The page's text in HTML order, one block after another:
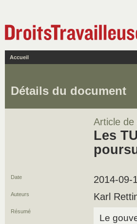
Accueil
Détails du document
Article de
Les
Date 2014-09-
Auteurs Karl
Résumé
Le